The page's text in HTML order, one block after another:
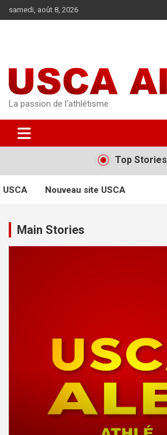
au
samedi, août 8, 2026
La passion de l'athlétisme
Top Stories
Nouveau site USCA
Main Stories